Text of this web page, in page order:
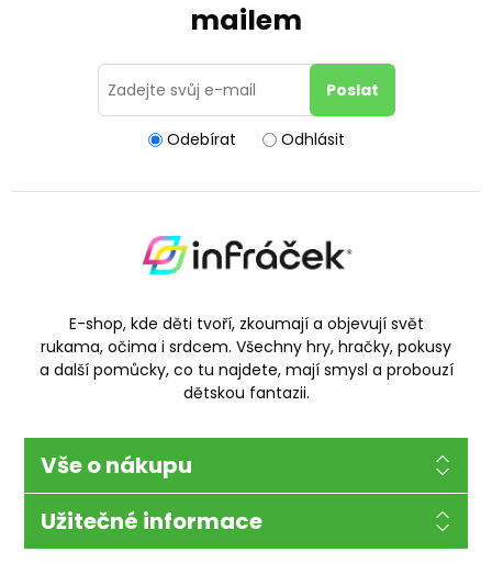
mailem
Odebírat Odhlásit
E-shop, kde děti tvoří, zkoumají a objevují svět
rukama, očima i srdcem. Všechny hry, hračky, pokusy
a další pomůcky, co tu najdete, mají smysl a probouzí
dětskou fantazii.
Vše o nákupu
Užitečné informace